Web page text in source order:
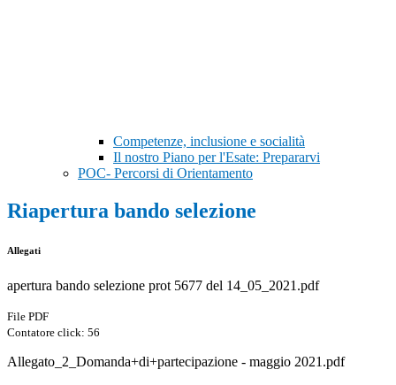
Competenze, inclusione e socialità
Il nostro Piano per l'Esate: Prepararvi
POC- Percorsi di Orientamento
Riapertura bando selezione
Allegati
apertura bando selezione prot 5677 del 14_05_2021.pdf
File PDF
Contatore click: 56
Allegato_2_Domanda+di+partecipazione - maggio 2021.pdf